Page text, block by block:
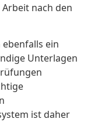
nach den
ein
Unterlagen
ist daher